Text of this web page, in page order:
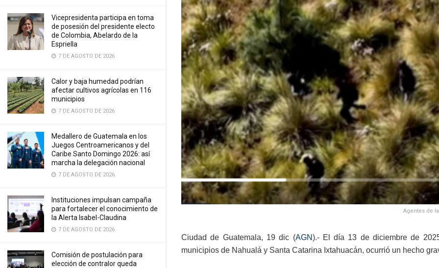
Vicepresidenta participa en toma
de posesión del presidente electo
de Colombia, Abelardo de la
Espriella
7 DE AGOSTO DE 2026
Calor y baja humedad podrían
afectar cultivos agrícolas en 116
municipios
7 DE AGOSTO DE 2026
Medallero de Guatemala en los
Juegos Centroamericanos y del
Caribe Santo Domingo 2026: así
marcha la delegación nacional
7 DE AGOSTO DE 2026
Instituciones impulsan campaña
para fortalecer el conocimiento de
la Alerta Isabel-Claudina
7 DE AGOSTO DE 2026
Comisión de postulación para
elección de contralor queda
Agentes de
Ciudad de Guatemala, 19 dic (AGN ).- El día 13 de diciembre de
municipios de Nahualá y Santa Catarina Ixtahuacán, ocurrió un hecho